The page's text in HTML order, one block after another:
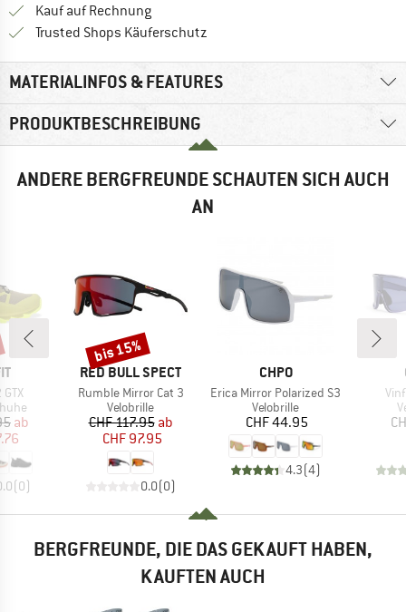
Kauf auf RechnungFinde die Zahlungs-Infos hier! Öffnet
Trusted Shops Käuferschutz
MATERIALINFOS & FEATURES
PRODUKTBESCHREIBUNG
ANDERE BERGFREUNDE SCHAUTEN SICH AUCH
AN
Preis
ab
(0)
MARKE
RED BULL SPECT
Artikel
Rumble Mirror Cat 3
Produktgruppe
Velobrille
Preis
CHF 117.95reduzierter Preis
ab
CHF 97.95
0.0(0)
Rabatt
bis 15%
MARKE
CHPO
Artikel
Erica Mirror Polarized S3
Produktgruppe
Velobrille
Preis
CHF 44.95
4.3(4)
BERGFREUNDE, DIE DAS GEKAUFT HABEN,
KAUFTEN AUCH